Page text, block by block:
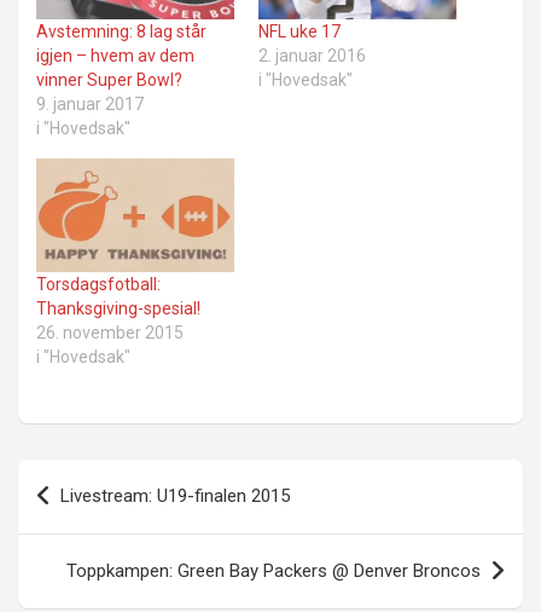
Avstemning: 8 lag står
igjen – hvem av dem
vinner Super Bowl?
9. januar 2017
i "Hovedsak"
NFL uke 17
2. januar 2016
i "Hovedsak"
Torsdagsfotball:
Thanksgiving-spesial!
26. november 2015
i "Hovedsak"
Innleggsnavigasjon
Livestream: U19-finalen 2015
Toppkampen: Green Bay Packers @ Denver Broncos